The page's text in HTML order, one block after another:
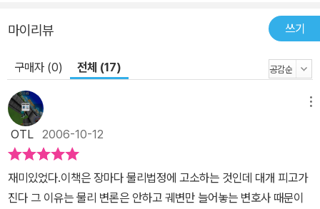
마이리뷰 쓰기
구매자 (0) 전체 (17)
OTL 2006-10-12
재미있었다.이책은 장마다 물리법정에 고소하는 것인데 대개 피고가
진다 그 이유는 물리 변론은 안하고 궤변만 늘어놓는 변호사 때문이